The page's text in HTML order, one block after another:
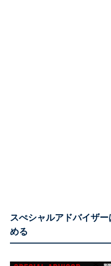
スぺシャルアドバイザ
める